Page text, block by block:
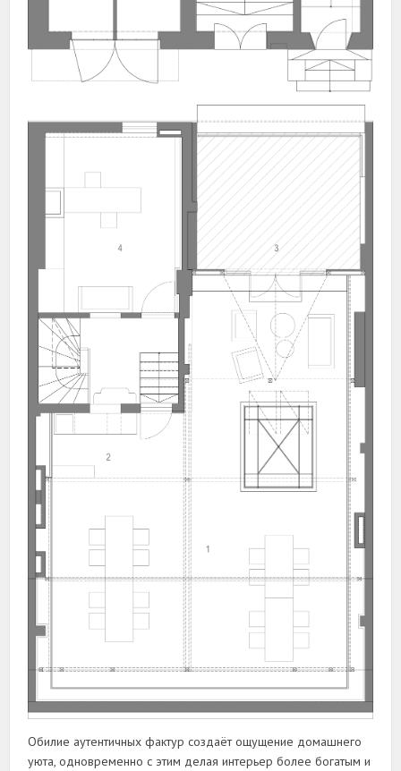
Обилие аутентичных фактур создаёт ощущение домашнего
уюта, одновременно с этим делая интерьер более богатым и